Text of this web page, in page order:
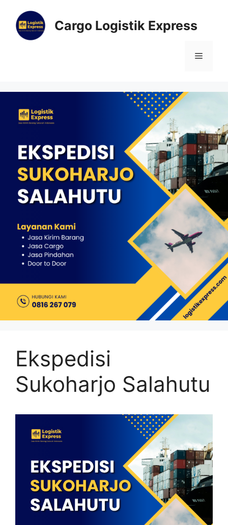
Cargo Logistik Express
Ekspedisi
Sukoharjo Salahutu